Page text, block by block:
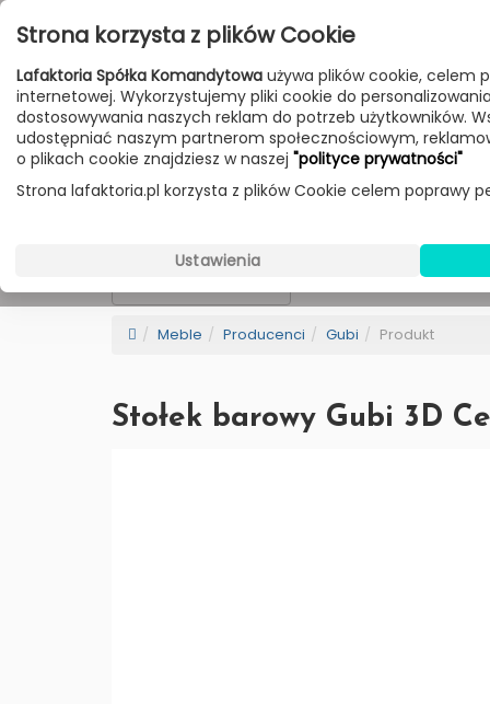
Przejdź do treści
Poniedziałek - Piątek 10:00-18:00
Sobota 10:00-14:00
HOME LAMPY MEBLE DODATKI
BESTSELLER
Meble Producenci Gubi Produkt
Stołek barowy Gubi 3D
Strona korzysta z plików Cookie
Lafaktoria Spółka Komandytowa używa plików cookie, celem
internetowej. Wykorzystujemy pliki cookie do
dostosowywania naszych reklam do potrzeb użytkowników.
udostępniać naszym partnerom społecznościowym,
o plikach cookie znajdziesz w naszej "polityce prywatności"
Strona lafaktoria.pl korzysta z plików Cookie celem poprawy
Ustawienia